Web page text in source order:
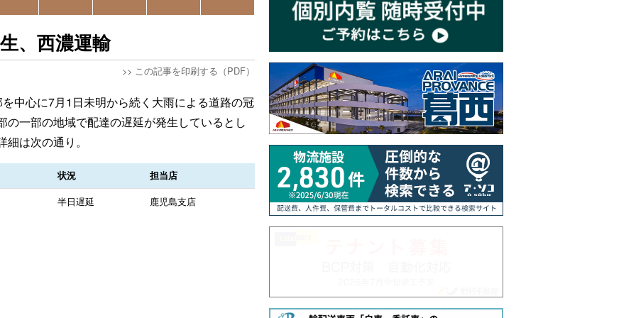
、西濃運輸
>> この記事を印刷する（PDF）
中心に7月1日未明から続く大雨による道路の冠
一部の地域で配達の遅延が発生しているとし
は次の通り。
状況 担当店
半日遅延 鹿児島支店